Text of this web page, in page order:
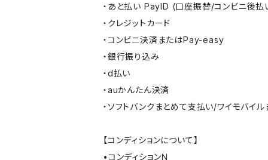
・あと払い PayID (口座振替/コンビニ後払
・クレジットカード
・コンビニ決済またはPay-easy
・銀行振り込み
・d払い
・auかんたん決済
・ソフトバンクまとめて支払い/ワイモバイ
【コンディションについて】
•コンディションＮ